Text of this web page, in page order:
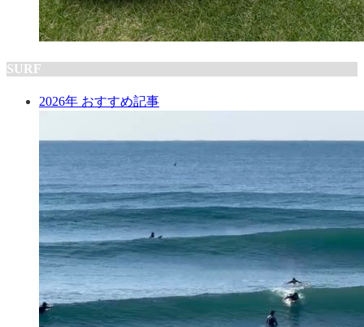
SURF
2026年 おすすめ記事